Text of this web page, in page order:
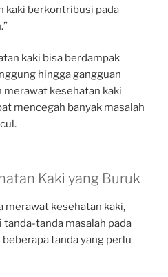
kaki berkontribusi pada
kaki bisa berdampak
hingga gangguan
merawat kesehatan kaki
mencegah banyak masalah
Kaki yang Buruk
merawat kesehatan kaki,
tanda masalah pada
tanda yang perlu